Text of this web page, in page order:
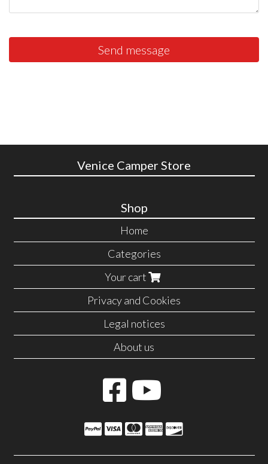
Send message
Venice Camper Store
Shop
Home
Categories
Your cart
Privacy and Cookies
Legal notices
About us